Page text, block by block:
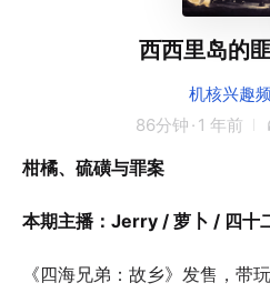
西西里岛的
机核兴趣
86分钟 · 1 年前
柑橘、硫磺与罪案
本期主播：Jerry / 萝卜 / 四十
《四海兄弟：故乡》发售，带